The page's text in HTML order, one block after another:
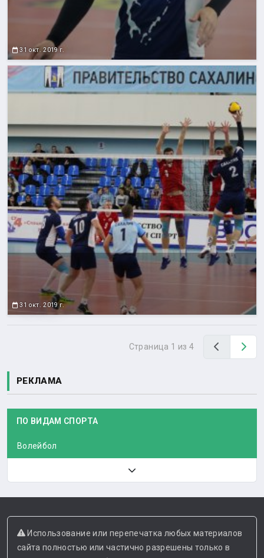
31 окт. 2019 г.
31 окт. 2019 г.
Страница 1 из 4 Назад
РЕКЛАМА
ПО ВИДАМ СПОРТА
Волейбол
Использование или перепечатка любых материалов
сайта полностью или частично разрешены только в